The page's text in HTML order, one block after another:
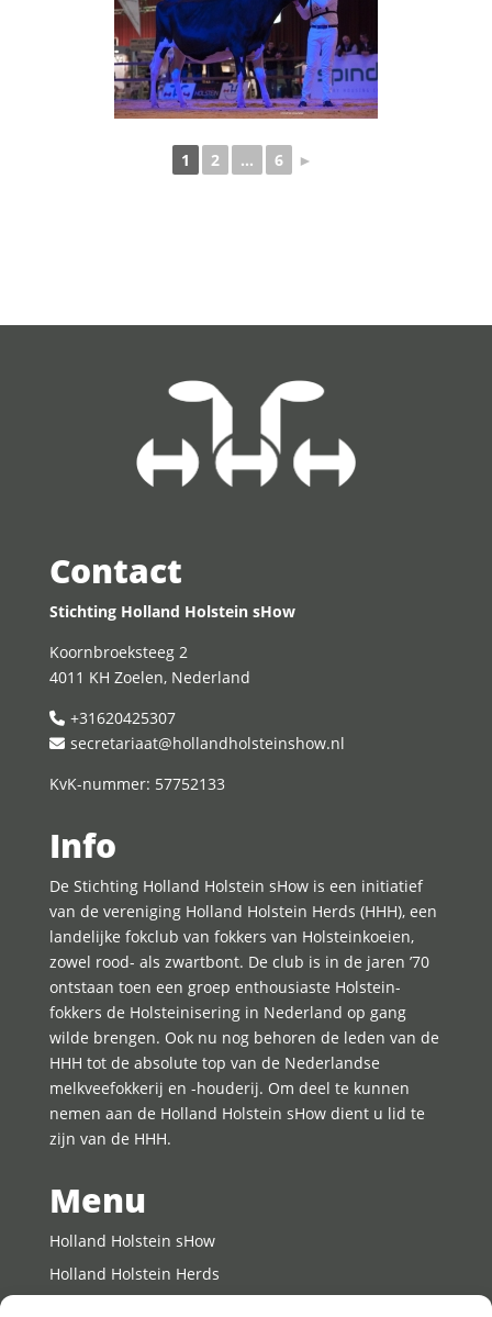
1 2 ... 6 ►
Contact
Stichting Holland Holstein sHow
Koornbroeksteeg 2
4011 KH Zoelen, Nederland
+31620425307
secretariaat@hollandholsteinshow.nl
KvK-nummer: 57752133
Info
De Stichting Holland Holstein sHow is een initiatief
van de vereniging Holland Holstein Herds (HHH), een
landelijke fokclub van fokkers van Holsteinkoeien,
zowel rood- als zwartbont. De club is in de jaren ’70
ontstaan toen een groep enthousiaste Holstein-
fokkers de Holsteinisering in Nederland op gang
wilde brengen. Ook nu nog behoren de leden van de
HHH tot de absolute top van de Nederlandse
melkveefokkerij en -houderij. Om deel te kunnen
nemen aan de Holland Holstein sHow dient u lid te
zijn van de HHH.
Menu
Holland Holstein sHow
Holland Holstein Herds